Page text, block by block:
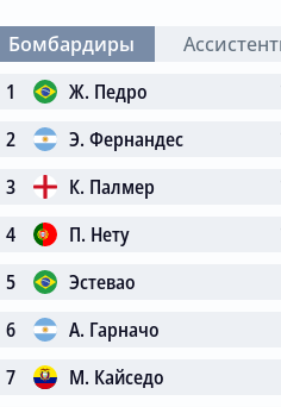
Бомбардиры
1
Ж. Педро
2 Э. Фернандес
3 К. Палмер
4 П. Нету
5 Эстевао
6 А. Гарначо
7 М. Кайседо